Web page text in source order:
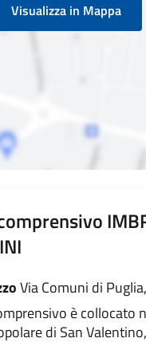
Visualizza in Mappa
Via Comuni di
è collocato
di San